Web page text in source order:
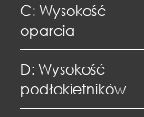
C: Wysokość
oparcia
D: Wysokość
podłokietników